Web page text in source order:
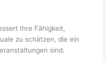
Ihre Fähigkeit,
zu schätzen, die ein
sind.